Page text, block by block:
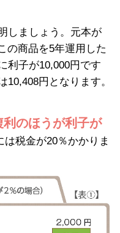
しましょう。元本が
の商品を5年運用した
利子が10,000円です
円となります。
のほうが利子が
は税金が20％かかりま